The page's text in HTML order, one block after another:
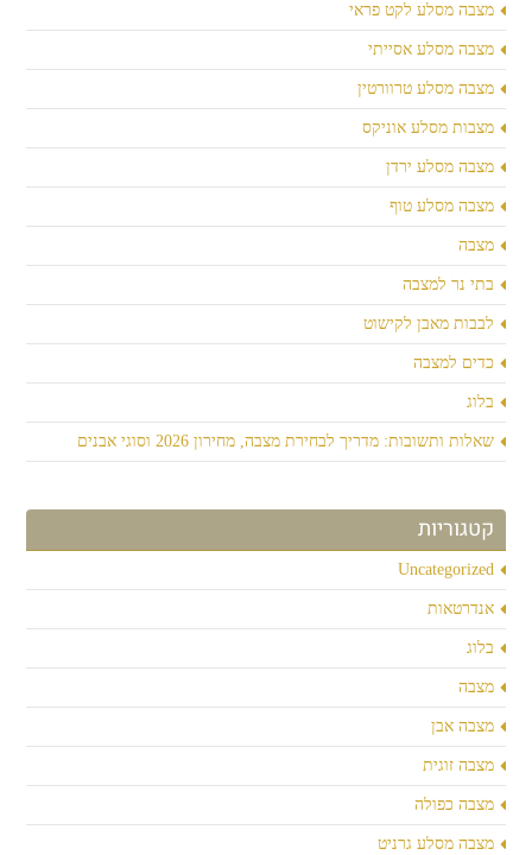
מצבה מסלע לקט פראי
מצבה מסלע אסייתי
מצבה מסלע טרוורטין
מצבות מסלע אוניקס
מצבה מסלע ירדן
מצבה מסלע טוף
מצבה
בתי נר למצבה
לבבות מאבן לקישוט
כדים למצבה
בלוג
שאלות ותשובות: מדריך לבחירת מצבה, מחירון 2026 וסוגי אבנים
קטגוריות
Uncategorized
אנדרטאות
בלוג
מצבה
מצבה אבן
מצבה זוגית
מצבה כפולה
מצבה מסלע גרניט